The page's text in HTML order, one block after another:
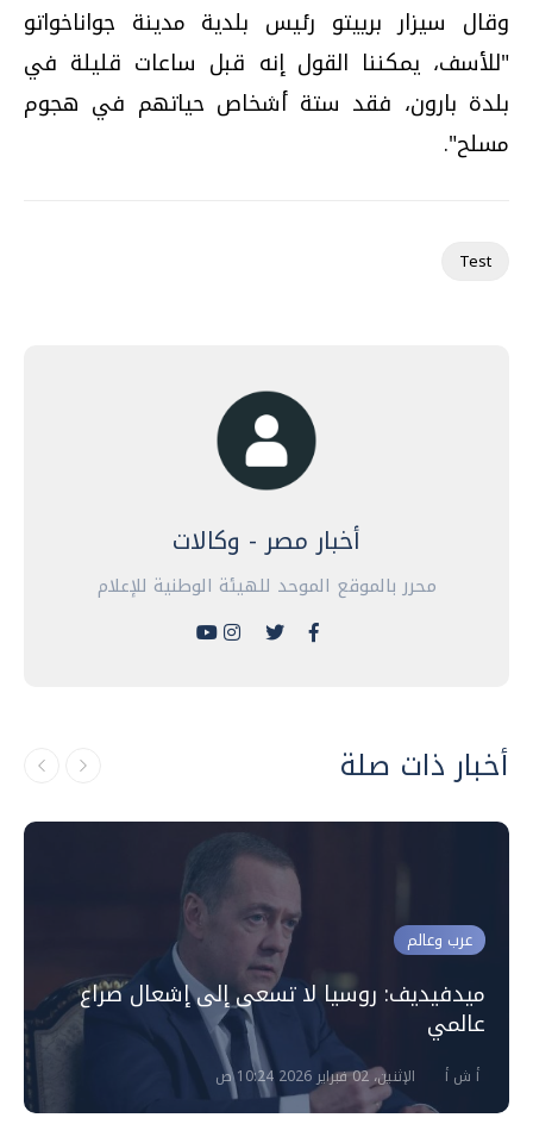
وقال سيزار برييتو رئيس بلدية مدينة جواناخواتو
"للأسف، يمكننا القول إنه قبل ساعات قليلة في
بلدة بارون، فقد ستة أشخاص حياتهم في هجوم
مسلح".
Test
أخبار مصر - وكالات
محرر بالموقع الموحد للهيئة الوطنية للإعلام
أخبار ذات صلة
عرب وعالم
ميدفيديف: روسيا لا تسعى إلى إشعال صراع
عالمي
أ ش أ الإثنين، 02 فبراير 2026 10:24 ص